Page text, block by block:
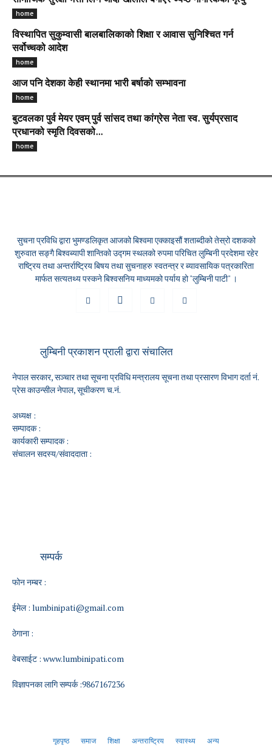
home
विस्थापित सुकुम्वासी बालबालिकाको शिक्षा र आवास सुनिश्चित गर्न
सर्वोच्चको आदेश
home
आज पनि देशका केही स्थानमा भारी बर्षाकाे सम्भावना
home
बुटवलका पुर्व मेयर एवम् पुर्व सांसद तथा कांग्रेस नेता स्व. सुर्यप्रसाद
प्रधानको स्मृति दिवसको...
home
सुचना प्रविधि द्वारा भुमण्डलिकृत आजको बिश्वमा एक्काइसौं शताब्दीको तेस्रो दशकको
शुरुवात सङ्गै बिश्वब्यापी शान्तिको उद्गम स्थलको रुपमा परिचित लुम्बिनी प्रदेशमा रहेर
राष्ट्रिय तथा अन्तर्राष्ट्रिय बिषय तथा सुचनाहरु स्वतन्त्र र ब्यावसायिक पत्रकारिता
मार्फत सत्यतथ्य पस्कने बिश्वसनिय माध्यमको पर्याय हो "लुम्बिनी पाटी" ।
लुम्बिनी प्रकाशन प्राली द्वारा संचालित
नेपाल सरकार, सञ्चार तथा सूचना प्रविधि मन्त्रालय सूचना तथा प्रसारण विभाग दर्ता नं.
प्रेस काउन्सील नेपाल, सूचीकरण च.नं.
अध्यक्ष :
सम्पादक :
कार्यकारी सम्पादक :
संचालन सदस्य/संवाददाता :
सम्पर्क
फोन नम्बर :
ईमेल : lumbinipati@gmail.com
ठेगाना :
वेबसाईट : www.lumbinipati.com
विज्ञापनका लागि सम्पर्क :9867167236
गृहपृष्ठ समाज शिक्षा अन्तराष्ट्रिय स्वास्थ्य अन्य